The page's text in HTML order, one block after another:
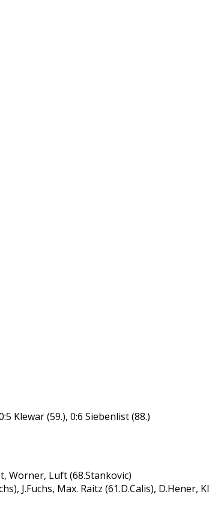
Klewar (59.), 0:6 Siebenlist (88.)
Wörner, Luft (68.Stankovic)
J.Fuchs, Max. Raitz (61.D.Calis), D.Hener,